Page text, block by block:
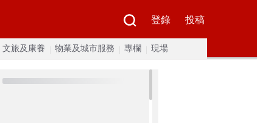
登錄 投稿
文旅及康養 物業及城市服務 專欄 現場